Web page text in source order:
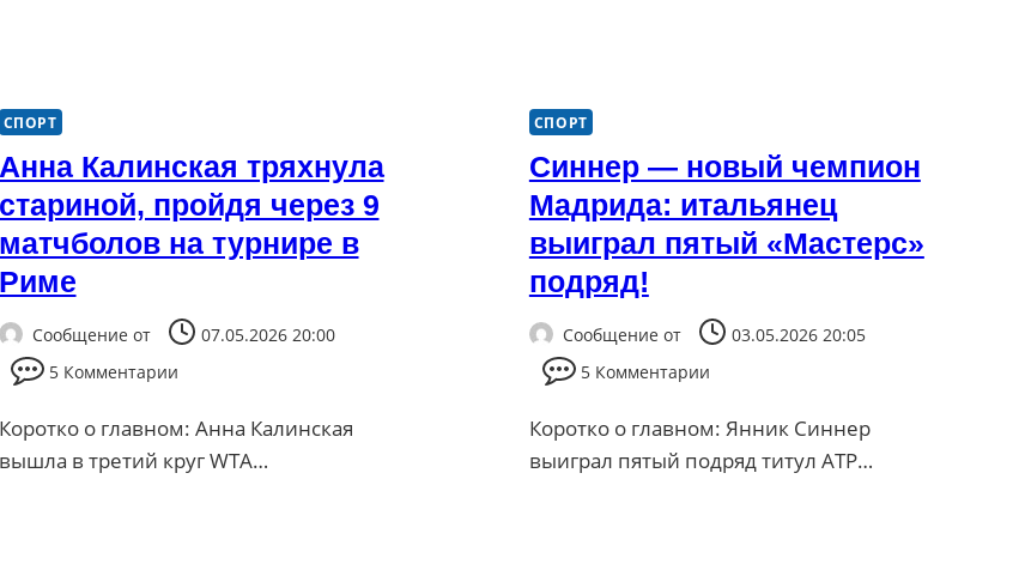
СПОРТ
Анна Калинская тряхнула
стариной, пройдя через 9
матчболов на турнире в
Риме
Сообщение от
07.05.2026 20:00
5 Комментарии
Коротко о главном: Анна Калинская
вышла в третий круг WTA…
СПОРТ
Синнер — новый чемпион
Мадрида: итальянец
выиграл пятый «Мастерс»
подряд!
Сообщение от
03.05.2026 20:05
5 Комментарии
Коротко о главном: Янник Синнер
выиграл пятый подряд титул ATP…